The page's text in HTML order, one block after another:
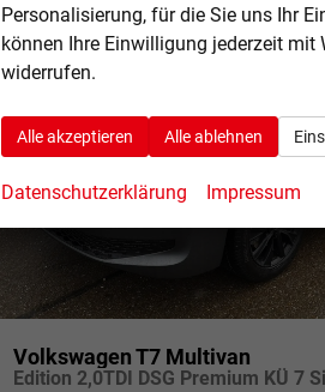
Volkswagen T7 Multivan
Edition 2,0TDI DSG Premium KÜ 7
Personalisierung, für die Sie uns Ihr
können Ihre Einwilligung jederzeit
widerrufen.
Alle akzeptieren Alle ablehnen
Datenschutzerklärung Impressum